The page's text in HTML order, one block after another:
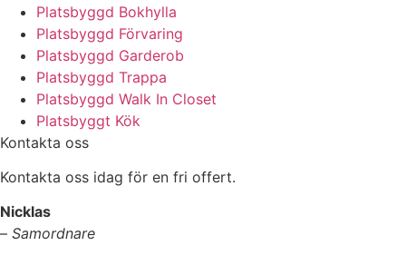
Platsbyggd Bokhylla
Platsbyggd Förvaring
Platsbyggd Garderob
Platsbyggd Trappa
Platsbyggd Walk In Closet
Platsbyggt Kök
Kontakta oss
Kontakta oss idag för en fri offert.
Nicklas
– Samordnare